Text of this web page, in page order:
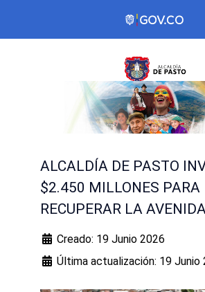
ALCALDÍA DE PASTO
$2.450 MILLONES PARA
RECUPERAR LA
Creado: 19 Junio 2026
Última actualización: 19 Junio